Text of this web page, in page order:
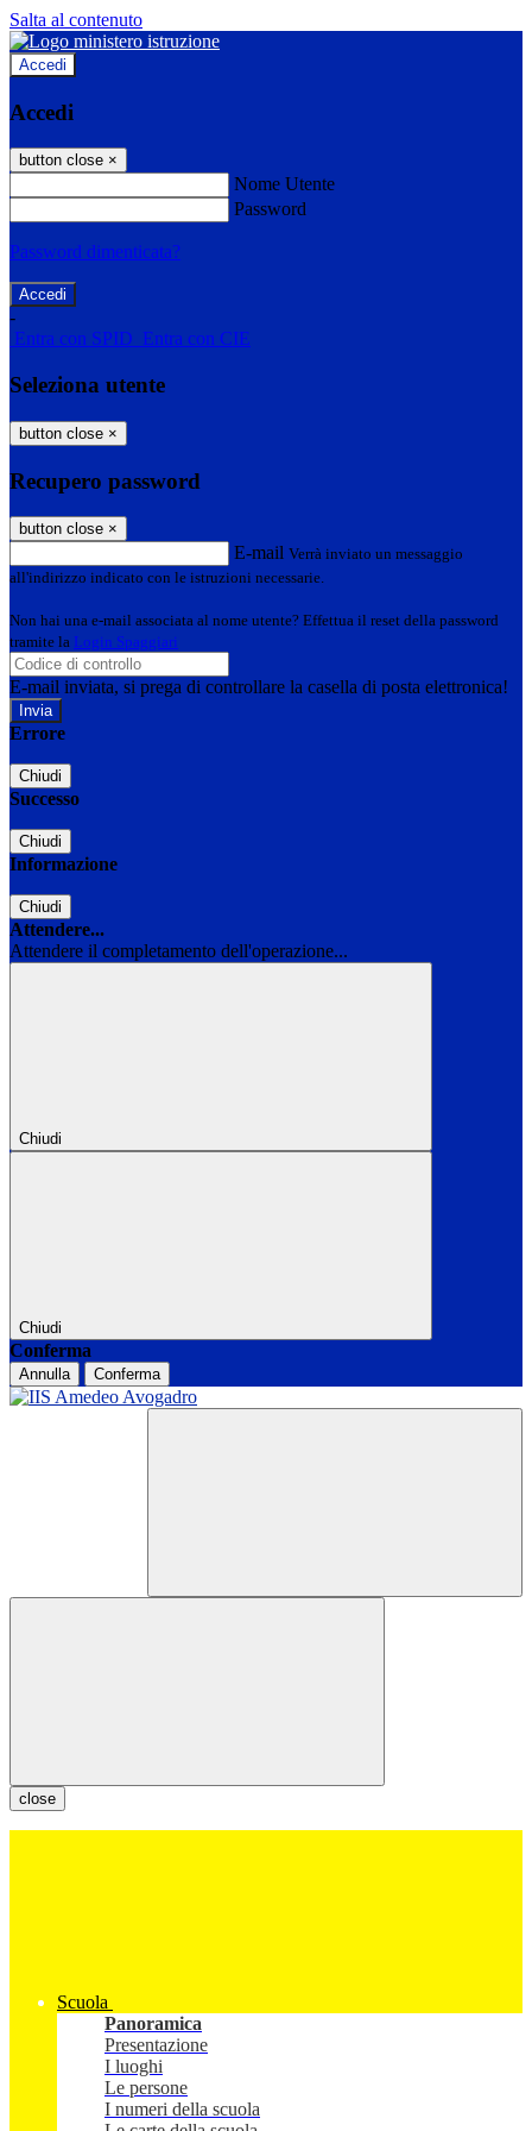
Salta al contenuto
Accedi
Accedi
button close ×
Nome Utente
Password
Password dimenticata?
-
Entra con SPID Entra con CIE
Seleziona utente
button close ×
Recupero password
button close ×
E-mail Verrà inviato un messaggio
all'indirizzo indicato con le istruzioni necessarie.
Non hai una e-mail associata al nome utente? Effettua il reset della password
tramite la Login Spaggiari
E-mail inviata, si prega di controllare la casella di posta elettronica!
Errore
Chiudi
Successo
Chiudi
Informazione
Chiudi
Attendere...
Attendere il completamento dell'operazione...
Chiudi
Chiudi
Conferma
Annulla Conferma
close
Scuola
Panoramica
Presentazione
I luoghi
Le persone
I numeri della scuola